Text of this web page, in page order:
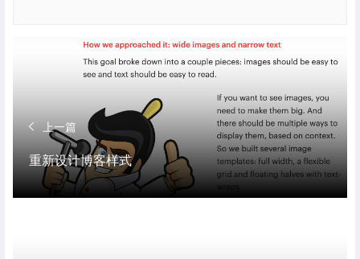
上一篇
重新设计博客样式